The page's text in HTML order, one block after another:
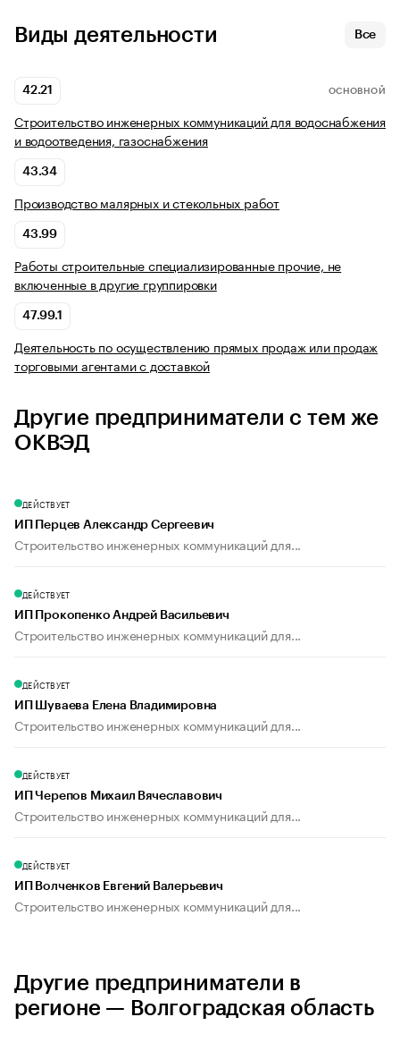
Виды деятельности Все
42.21 ОСНОВНОЙ
Строительство инженерных коммуникаций для водоснабжения
и водоотведения, газоснабжения
43.34
Производство малярных и стекольных работ
43.99
Работы строительные специализированные прочие, не
включенные в другие группировки
47.99.1
Деятельность по осуществлению прямых продаж или продаж
торговыми агентами с доставкой
Другие предприниматели с тем же
ОКВЭД
ДЕЙСТВУЕТ
ИП Перцев Александр Сергеевич
Строительство инженерных коммуникаций для...
ДЕЙСТВУЕТ
ИП Прокопенко Андрей Васильевич
Строительство инженерных коммуникаций для...
ДЕЙСТВУЕТ
ИП Шуваева Елена Владимировна
Строительство инженерных коммуникаций для...
ДЕЙСТВУЕТ
ИП Черепов Михаил Вячеславович
Строительство инженерных коммуникаций для...
ДЕЙСТВУЕТ
ИП Волченков Евгений Валерьевич
Строительство инженерных коммуникаций для...
Другие предприниматели в
регионе — Волгоградская область